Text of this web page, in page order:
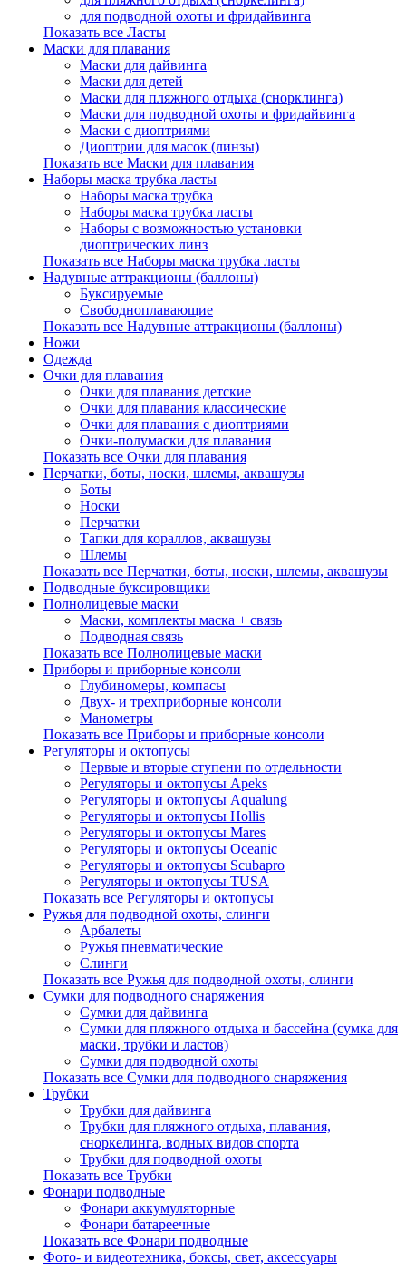
для подводной охоты и фридайвинга
Показать все Ласты
Маски для плавания
Маски для дайвинга
Маски для детей
Маски для пляжного отдыха (снорклинга)
Маски для подводной охоты и фридайвинга
Маски с диоптриями
Диоптрии для масок (линзы)
Показать все Маски для плавания
Наборы маска трубка ласты
Наборы маска трубка
Наборы маска трубка ласты
Наборы с возможностью установки
диоптрических линз
Показать все Наборы маска трубка ласты
Надувные аттракционы (баллоны)
Буксируемые
Свободноплавающие
Показать все Надувные аттракционы (баллоны)
Ножи
Одежда
Очки для плавания
Очки для плавания детские
Очки для плавания классические
Очки для плавания с диоптриями
Очки-полумаски для плавания
Показать все Очки для плавания
Перчатки, боты, носки, шлемы, аквашузы
Боты
Носки
Перчатки
Тапки для кораллов, аквашузы
Шлемы
Показать все Перчатки, боты, носки, шлемы, аквашузы
Подводные буксировщики
Полнолицевые маски
Маски, комплекты маска + связь
Подводная связь
Показать все Полнолицевые маски
Приборы и приборные консоли
Глубиномеры, компасы
Двух- и трехприборные консоли
Манометры
Показать все Приборы и приборные консоли
Регуляторы и октопусы
Первые и вторые ступени по отдельности
Регуляторы и октопусы Apeks
Регуляторы и октопусы Aqualung
Регуляторы и октопусы Hollis
Регуляторы и октопусы Mares
Регуляторы и октопусы Oceanic
Регуляторы и октопусы Scubapro
Регуляторы и октопусы TUSA
Показать все Регуляторы и октопусы
Ружья для подводной охоты, слинги
Арбалеты
Ружья пневматические
Слинги
Показать все Ружья для подводной охоты, слинги
Сумки для подводного снаряжения
Сумки для дайвинга
Сумки для пляжного отдыха и бассейна (сумка для
маски, трубки и ластов)
Сумки для подводной охоты
Показать все Сумки для подводного снаряжения
Трубки
Трубки для дайвинга
Трубки для пляжного отдыха, плавания,
сноркелинга, водных видов спорта
Трубки для подводной охоты
Показать все Трубки
Фонари подводные
Фонари аккумуляторные
Фонари батареечные
Показать все Фонари подводные
Фото- и видеотехника, боксы, свет, аксессуары